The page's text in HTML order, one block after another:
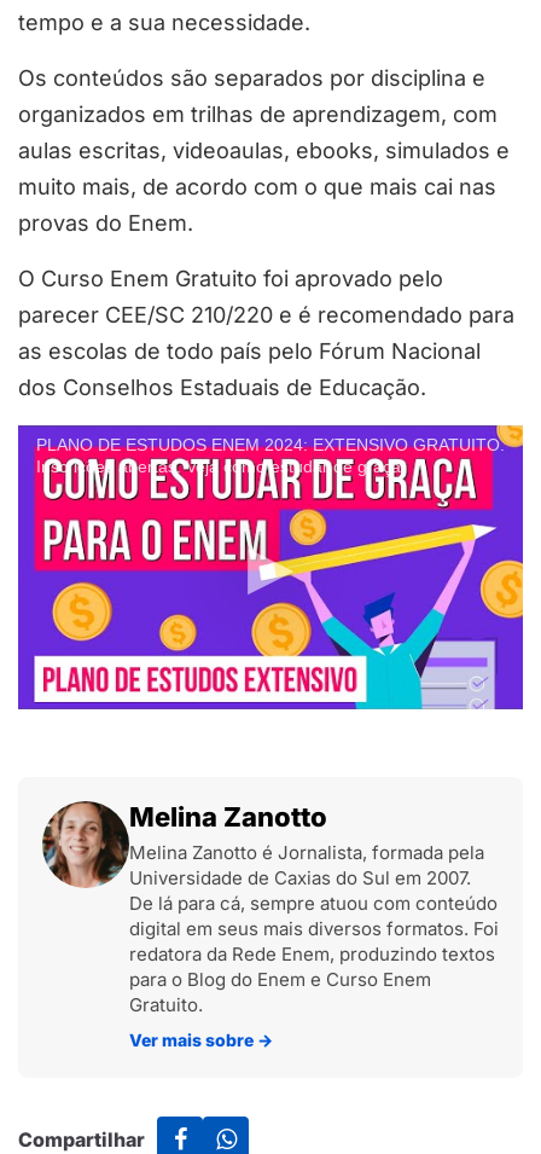
tempo e a sua necessidade.
Os conteúdos são separados por disciplina e
organizados em trilhas de aprendizagem, com
aulas escritas, videoaulas, ebooks, simulados e
muito mais, de acordo com o que mais cai nas
provas do Enem.
O Curso Enem Gratuito foi aprovado pelo
parecer CEE/SC 210/220 e é recomendado para
as escolas de todo país pelo Fórum Nacional
dos Conselhos Estaduais de Educação.
PLANO DE ESTUDOS ENEM 2024: EXTENSIVO GRATUITO.
Inscrições abertas. Veja como estudar de graça
Melina Zanotto
Melina Zanotto é Jornalista, formada pela
Universidade de Caxias do Sul em 2007.
De lá para cá, sempre atuou com conteúdo
digital em seus mais diversos formatos. Foi
redatora da Rede Enem, produzindo textos
para o Blog do Enem e Curso Enem
Gratuito.
Ver mais sobre →
Compartilhar